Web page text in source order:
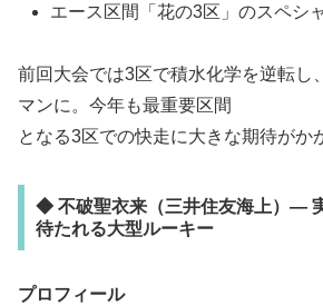
エース区間「花の3区」のスペシ
前回大会では3区で積水化学を逆転し
マンに。今年も最重要区間
となる3区での快走に大きな期待がか
◆ 不破聖衣来（三井住友海上）—
待たれる大型ルーキー
プロフィール